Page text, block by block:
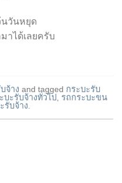
นวันหยุด
าได้เลยครับ
จ้าง and tagged กระบะรับ
บะรับจ้างทั่วไป, รถกระบะขน
รับจ้าง.